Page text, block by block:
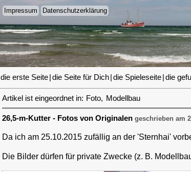
Impressum Datenschutzerklärung
die erste Seite die Seite für Dich die Spieleseite die
Artikel ist eingeordnet in: Foto, Modellbau
26,5-m-Kutter - Fotos von Originalen geschrieben am
Da ich am 25.10.2015 zufällig an der 'Sternhai'
Die Bilder dürfen für private Zwecke (z. B.